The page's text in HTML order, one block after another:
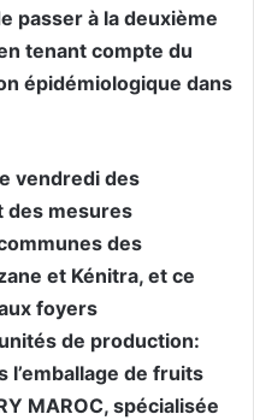
passer à la deuxième
tenant compte du
épidémiologique dans
vendredi des
des mesures
des
et Kénitra, et ce
foyers
de production:
l’emballage de fruits
MAROC, spécialisée